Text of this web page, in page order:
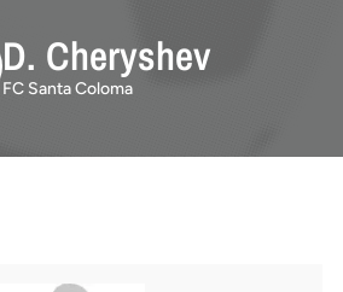
D. Cheryshev
FC Santa Coloma